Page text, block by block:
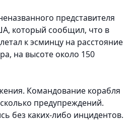
представителя
который сообщил, что в
к эсминцу на расстояние
на высоте около 150
Командование корабля
предупреждений.
без каких-либо инцидентов.